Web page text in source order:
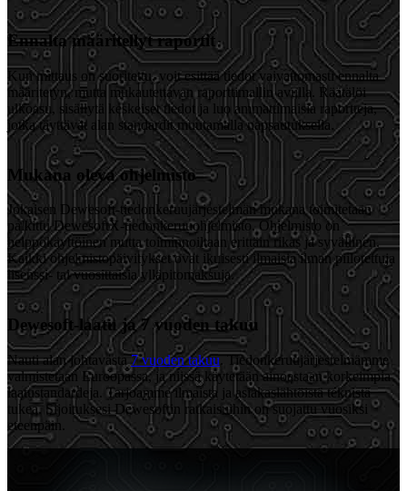
Ennalta määritellyt raportit
Kun mittaus on suoritettu, voit esittää tiedot vaivattomasti ennalta
määritetyn, mutta mukautettavan raporttimallin avulla. Räätälöi
ulkoasu, sisällytä keskeiset tiedot ja luo ammattimaisia raportteja,
jotka täyttävät alan standardit muutamalla napsautuksella.
Mukana oleva ohjelmisto
Jokaisen Dewesoft-tiedonkeruujärjestelmän mukana toimitetaan
palkittu DewesoftX-tiedonkeruuohjelmisto. Ohjelmisto on
helppokäyttöinen mutta toiminnoiltaan erittäin rikas ja syvällinen.
Kaikki ohjelmistopäivitykset ovat ikuisesti ilmaisia ilman piilotettuja
lisenssi- tai vuosittaisia ylläpitomaksuja.
Dewesoft-laatu ja 7 vuoden takuu
Nauti alan johtavasta7 vuoden takuu . Tiedonkeruujärjestelmämme
valmistetaan Euroopassa, ja niissä käytetään ainoastaan korkeimpia
laatustandardeja. Tarjoamme ilmaista ja asiakaslähtöistä teknistä
tukea. Sijoituksesi Dewesoftin ratkaisuihin on suojattu vuosiksi
eteenpäin.